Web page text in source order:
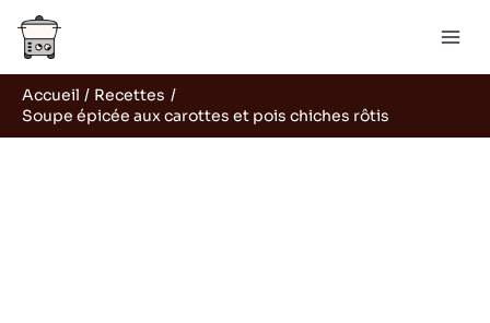
Aller
contenu
Accueil
Recettes
Soupe épicée aux carottes et pois chiches rôtis
Rechercher